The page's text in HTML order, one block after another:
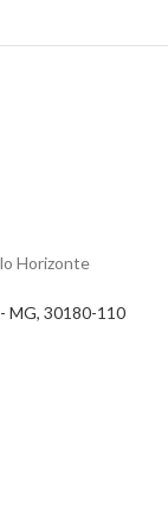
Horizonte
MG, 30180-110